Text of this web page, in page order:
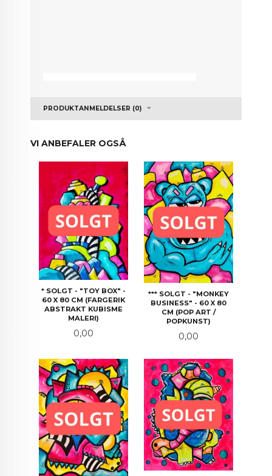
PRODUKTANMELDELSER (0)
VI ANBEFALER OGSÅ
* SOLGT - "TOY BOX" -
60 X 80 CM (FARGERIK
ABSTRAKT KUBISME
MALERI)
Pris
0,00
*** SOLGT - "MONKEY
BUSINESS" - 60 X 80
CM (POP ART /
POPKUNST)
Pris
0,00